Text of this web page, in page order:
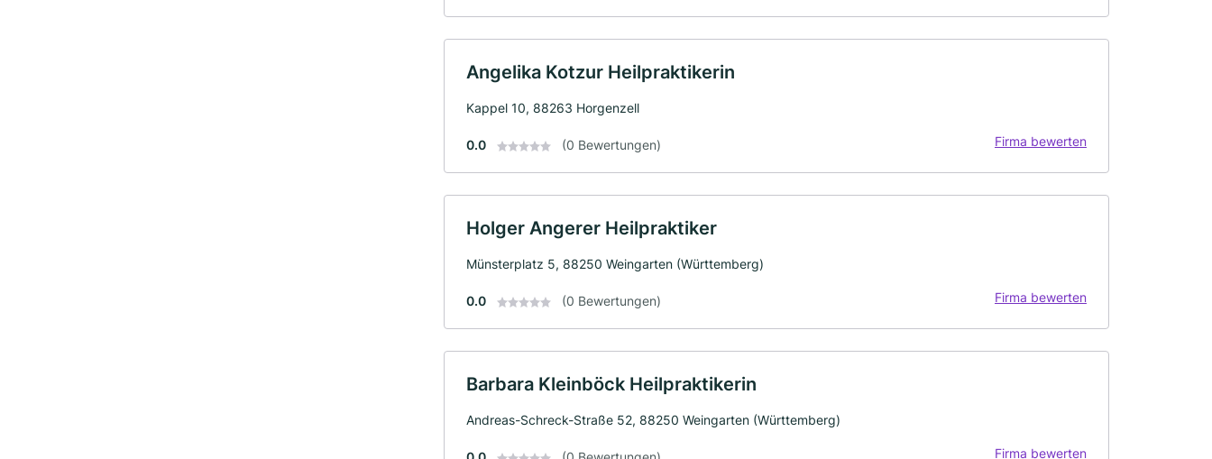
Angelika Kotzur Heilpraktikerin
Kappel 10, 88263 Horgenzell
0.0 (0 Bewertungen) Firma bewerten
Holger Angerer Heilpraktiker
Münsterplatz 5, 88250 Weingarten (Württemberg)
0.0 (0 Bewertungen) Firma bewerten
Barbara Kleinböck Heilpraktikerin
Andreas-Schreck-Straße 52, 88250 Weingarten (Württemberg)
Firma bewerten